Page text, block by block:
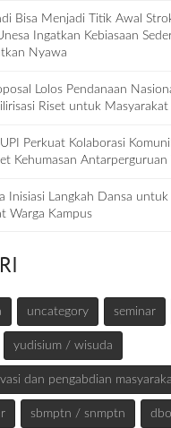
Bisa Menjadi Titik Awal
Ingatkan Kebiasaan
Nyawa
Lolos Pendanaan
Riset untuk
Perkuat Kolaborasi
Kehumasan Antarperguruan
Inisiasi Langkah Dansa
Warga Kampus
uncategory seminar
yudisium / wisuda
dan pengabdian
sbmptn / snmptn